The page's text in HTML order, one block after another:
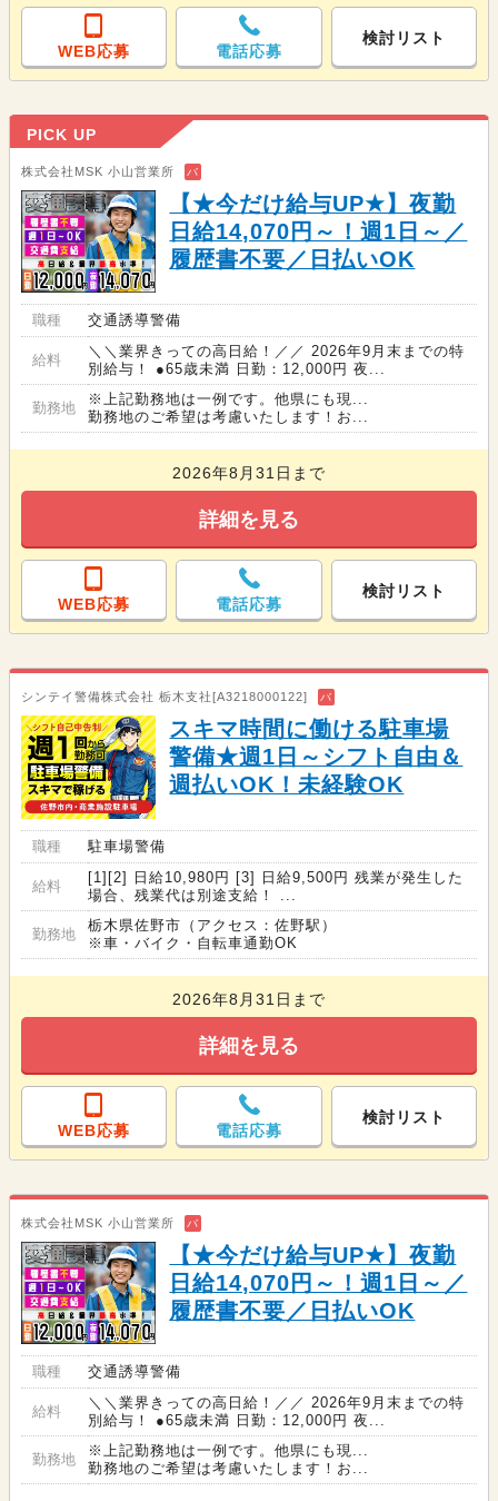
WEB応募 電話応募
検討リスト
PICK UP
株式会社MSK 小山営業所 バ
【★今だけ給与UP★】夜勤
日給14,070円～！週1日～／
履歴書不要／日払いOK
職種 交通誘導警備
給料
＼＼業界きっての高日給！／／ 2026年9月末までの特
別給与！ ●65歳未満 日勤：12,000円 夜...
勤務地
※上記勤務地は一例です。他県にも現...
勤務地のご希望は考慮いたします！お...
2026年8月31日まで
詳細を見る
WEB応募 電話応募
検討リスト
シンテイ警備株式会社 栃木支社[A3218000122] バ
スキマ時間に働ける駐車場
警備★週1日～シフト自由＆
週払いOK！未経験OK
職種 駐車場警備
給料
[1][2] 日給10,980円 [3] 日給9,500円 残業が発生した
場合、残業代は別途支給！ ...
勤務地
栃木県佐野市（アクセス：佐野駅）
※車・バイク・自転車通勤OK
2026年8月31日まで
詳細を見る
WEB応募 電話応募
検討リスト
株式会社MSK 小山営業所 バ
【★今だけ給与UP★】夜勤
日給14,070円～！週1日～／
履歴書不要／日払いOK
職種 交通誘導警備
給料
＼＼業界きっての高日給！／／ 2026年9月末までの特
別給与！ ●65歳未満 日勤：12,000円 夜...
勤務地
※上記勤務地は一例です。他県にも現...
勤務地のご希望は考慮いたします！お...